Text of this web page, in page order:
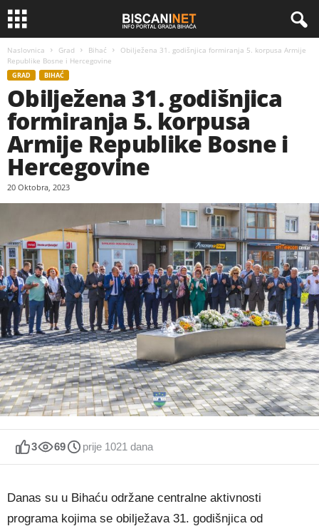
Naslovnica Grad Bihać
Obilježena 31. godišnjica formiranja 5. korpusa Armije
Republike Bosne i Hercegovine
GRAD BIHAĆ
Obilježena 31. godišnjica
formiranja 5. korpusa
Armije Republike Bosne i
Hercegovine
20 Oktobra, 2023
3 69 prije 1021 dana
Danas su u Bihaću održane centralne aktivnosti
programa kojima se obilježava 31. godišnjica od